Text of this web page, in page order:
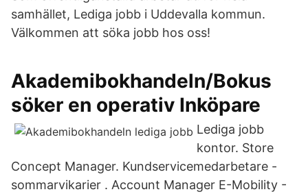
samhället, Lediga jobb i Uddevalla kommun.
Välkommen att söka jobb hos oss!
Akademibokhandeln/Bokus
söker en operativ Inköpare
Lediga jobb
kontor. Store
Concept Manager. Kundservicemedarbetare -
sommarvikarier . Account Manager E-Mobility -